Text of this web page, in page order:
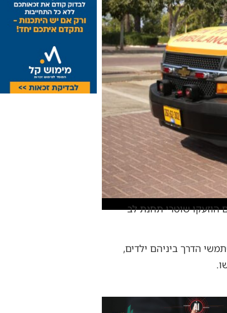
הוזעקו שוטרי תחנת לב
הדרך ביניהם ילדים,